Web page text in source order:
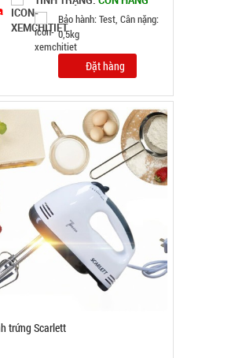
trứng Scarlett
SP: 002964
GIÁ: 62.000 đ
TÌNH TRẠNG:CÒN HÀNG
Bảo hành: 1T, Cân nặng: 1kg
Đặt hàng